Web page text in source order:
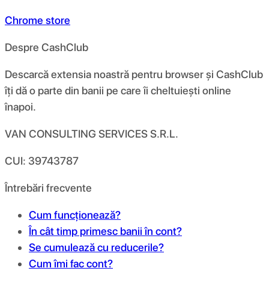
Chrome store
Despre CashClub
Descarcă extensia noastră pentru browser și CashClub
îți dă o parte din banii pe care îi cheltuiești online
înapoi.
VAN CONSULTING SERVICES S.R.L.
CUI: 39743787
Întrebări frecvente
Cum funcționează?
În cât timp primesc banii în cont?
Se cumulează cu reducerile?
Cum îmi fac cont?